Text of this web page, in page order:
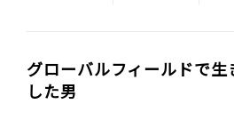
グローバルフィールドで生
した男